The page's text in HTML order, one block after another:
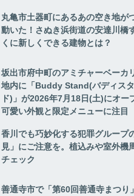
丸亀市土器町にあるあの空き地が
動いた！さぬき浜街道の安達川橋
くに新しくできる建物とは？
坂出市府中町のアミチャーベーカ
地内に「Buddy Stand(バディス
ド)」が2026年7月18日(土)にオー
可愛い外観と限定メニューに注目
香川でも巧妙化する犯罪グループ
見」にご注意を。植込みや室外機
チェック
善通寺市で「第60回善通寺まつり